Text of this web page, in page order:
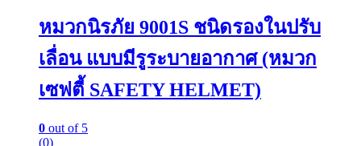
หมวกนิรภัย 9001S ชนิดรองในปรับ
เลื่อน แบบมีรูระบายอากาศ (หมวก
เซฟตี้ SAFETY HELMET)
0 out of 5
(0)